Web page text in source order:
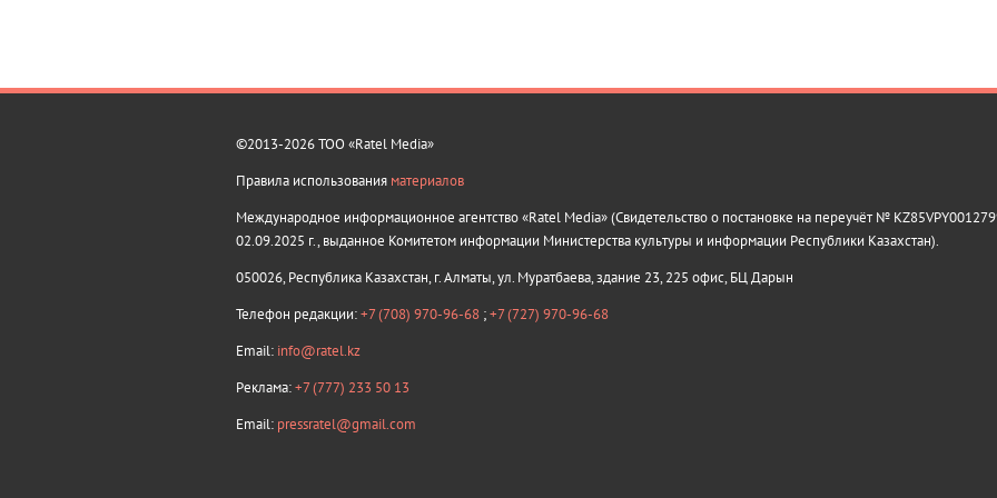
©2013-2026 ТОО «Ratel Media»
Правила использования материалов
Международное информационное агентство «Ratel Media» (Свидетельство о постановке на переучёт №
02.09.2025 г., выданное Комитетом информации Министерства культуры и информации Республики Казахстан).
050026, Республика Казахстан, г. Алматы, ул. Муратбаева, здание 23, 225 офис, БЦ Дарын
Телефон редакции:+7 (708) 970-96-68 ;+7 (727) 970-96-68
Email: info@ratel.kz
Реклама:+7 (777) 233 50 13
Email: pressratel@gmail.com